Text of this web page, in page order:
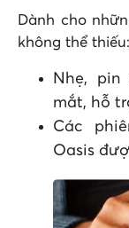
Dành cho
không thể thiếu:
Nhẹ, pin
mắt, hỗ
Các
Oasis